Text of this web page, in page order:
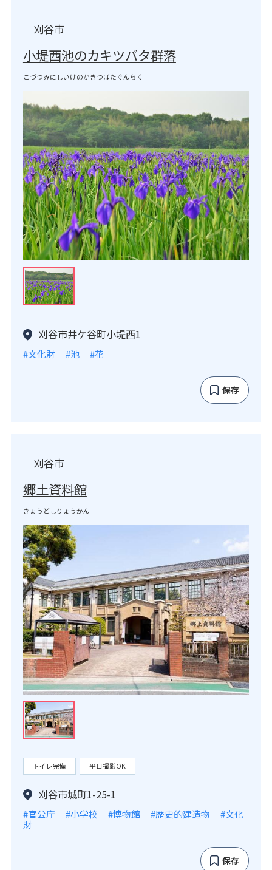
刈谷市
小堤西池のカキツバタ群落
こづつみにしいけのかきつばたぐんらく
刈谷市井ケ谷町小堤西1
#文化財 #池 #花
保存
刈谷市
郷土資料館
きょうどしりょうかん
トイレ完備 平日撮影OK
刈谷市城町1-25-1
#官公庁 #小学校 #博物館 #歴史的建造物
#文化
財
保存